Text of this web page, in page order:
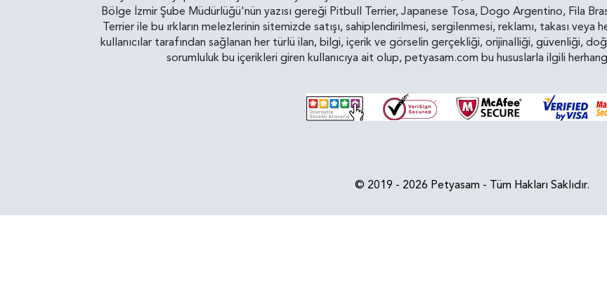
Bölge İzmir Şube Müdürlüğü'nün yazısı gereği Pitbull Terrier, Japanese Tosa, Dogo Argentino, Fila
Terrier ile bu ırkların melezlerinin sitemizde satışı, sahiplendirilmesi, sergilenmesi, reklamı, takası
kullanıcılar tarafından sağlanan her türlü ilan, bilgi, içerik ve görselin gerçekliği, orijinalliği, güvenliği,
sorumluluk bu içerikleri giren kullanıcıya ait olup, petyasam.com bu hususlarla ilgili
© 2019 - 2026 Petyasam - Tüm Hakları Saklıdır.